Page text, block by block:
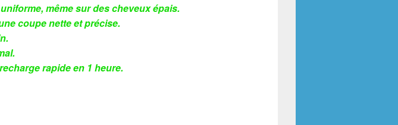
même sur des cheveux épais.
coupe nette et précise.
rapide en 1 heure.